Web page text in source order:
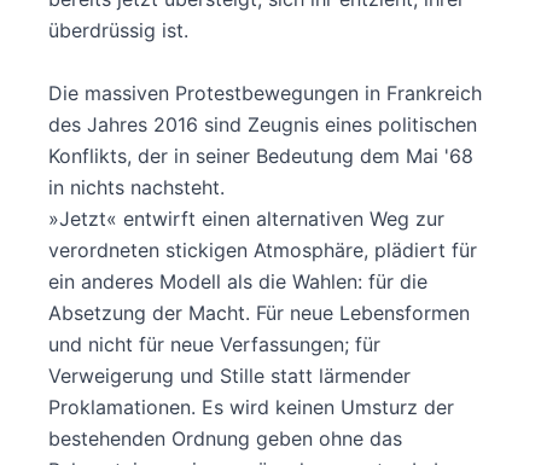
überdrüssig ist.
Die massiven Protestbewegungen in Frankreich
des Jahres 2016 sind Zeugnis eines politischen
Konflikts, der in seiner Bedeutung dem Mai '68
in nichts nachsteht.
»Jetzt« entwirft einen alternativen Weg zur
verordneten stickigen Atmosphäre, plädiert für
ein anderes Modell als die Wahlen: für die
Absetzung der Macht. Für neue Lebensformen
und nicht für neue Verfassungen; für
Verweigerung und Stille statt lärmender
Proklamationen. Es wird keinen Umsturz der
bestehenden Ordnung geben ohne das